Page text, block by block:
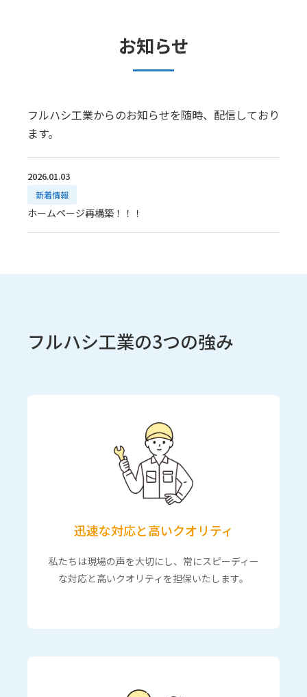
お知らせ
フルハシ工業からのお知らせを随時、配信しており
ます。
2026.01.03
新着情報
ホームページ再構築！！！
フルハシ工業の3つの強み
迅速な対応と高いクオリティ
私たちは現場の声を大切にし、常にスピーディー
な対応と高いクオリティを担保いたします。